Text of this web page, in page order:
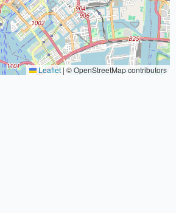
Leaflet | © OpenStreetMap contributors